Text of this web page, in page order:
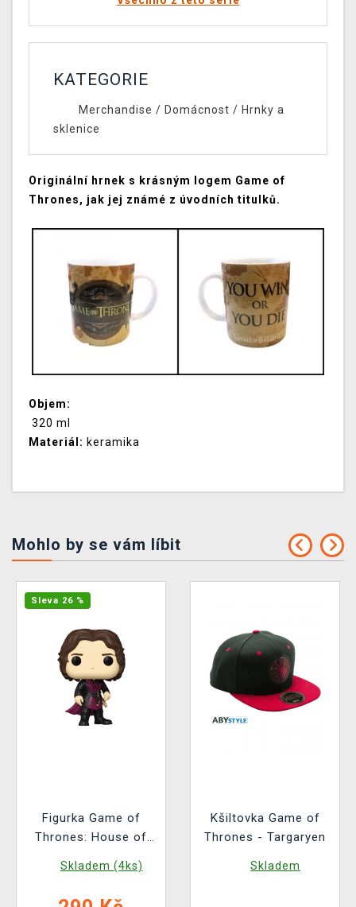
KATEGORIE
Merchandise / Domácnost / Hrnky a
sklenice
Originální hrnek s krásným logem Game of
Thrones, jak jej známé z úvodních titulků.
Objem:
320 ml
Materiál: keramika
Mohlo by se vám líbit
Sleva 26 %
Figurka Game of
Thrones: House of
Valaryon (Funko POP!
Skladem (4ks)
Kšiltovka Game of
Thrones - Targaryen
Skladem